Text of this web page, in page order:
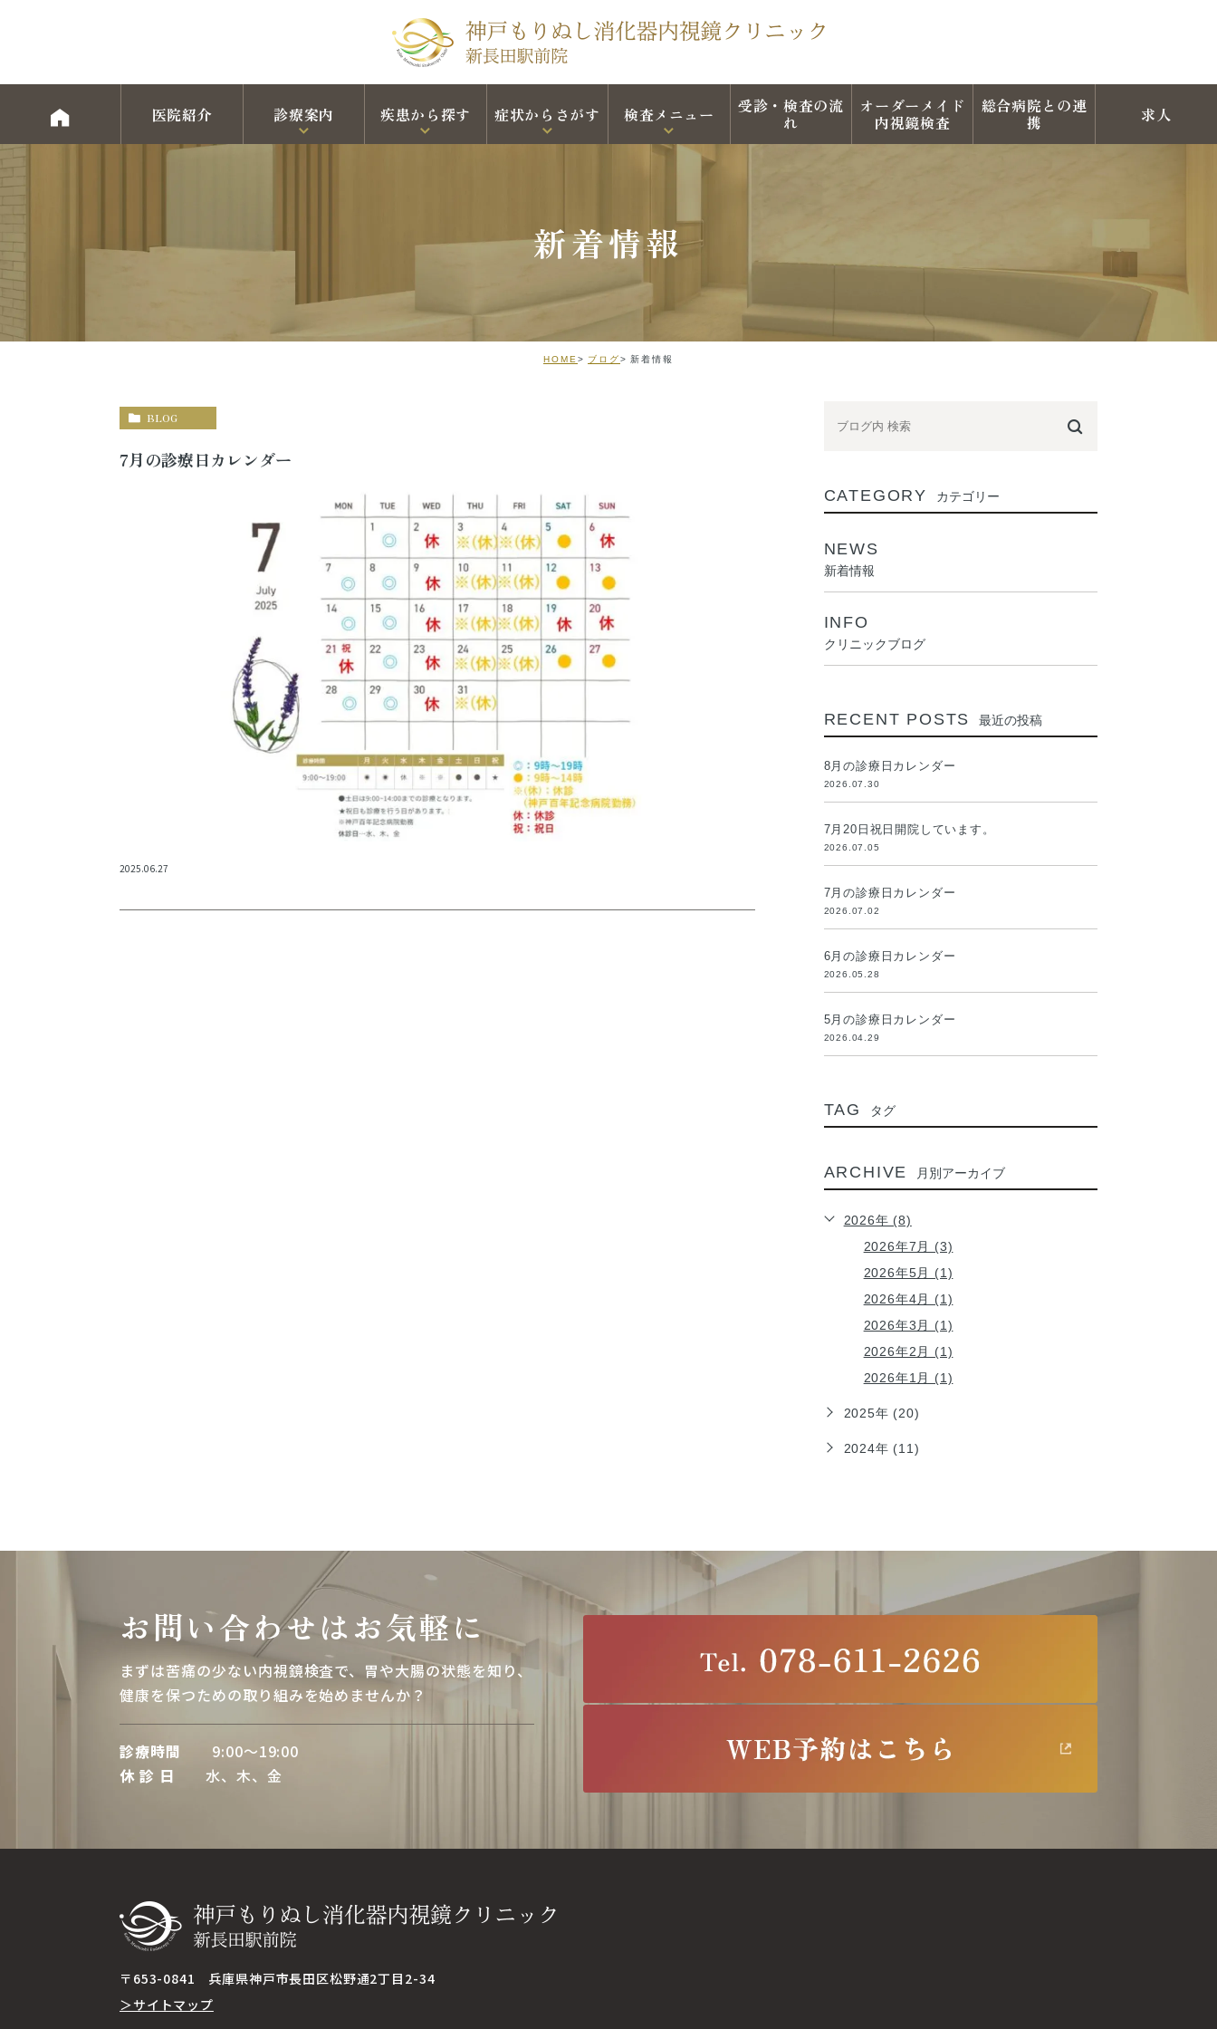
医院紹介 診療案内 疾患から探す 症状からさがす 検査メニュー 受診・検査の流
れ
オーダーメイド
内視鏡検査
総合病院との連
携 求人
新着情報
HOME ブログ 新着情報
BLOG
7月の診療日カレンダー
2025.06.27
CATEGORY カテゴリー
NEWS
新着情報
INFO
クリニックブログ
RECENT POSTS 最近の投稿
8月の診療日カレンダー
2026.07.30
7月20日祝日開院しています。
2026.07.05
7月の診療日カレンダー
2026.07.02
6月の診療日カレンダー
2026.05.28
5月の診療日カレンダー
2026.04.29
TAG タグ
ARCHIVE 月別アーカイブ
2026年 (8)
2026年7月 (3)
2026年5月 (1)
2026年4月 (1)
2026年3月 (1)
2026年2月 (1)
2026年1月 (1)
2025年 (20)
2024年 (11)
お問い合わせはお気軽に
まずは苦痛の少ない内視鏡検査で、胃や大腸の状態を知り、
健康を保つための取り組みを始めませんか？
診療時間 9:00～19:00
休 診 日 水、木、金
〒653-0841 兵庫県神戸市長田区松野通2丁目2-34
＞サイトマップ